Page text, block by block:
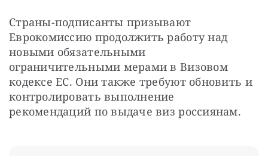
Страны-подписанты призывают
Еврокомиссию продолжить работу над
новыми обязательными
ограничительными мерами в Визовом
кодексе ЕС. Они также требуют обновить и
контролировать выполнение
рекомендаций по выдаче виз россиянам.